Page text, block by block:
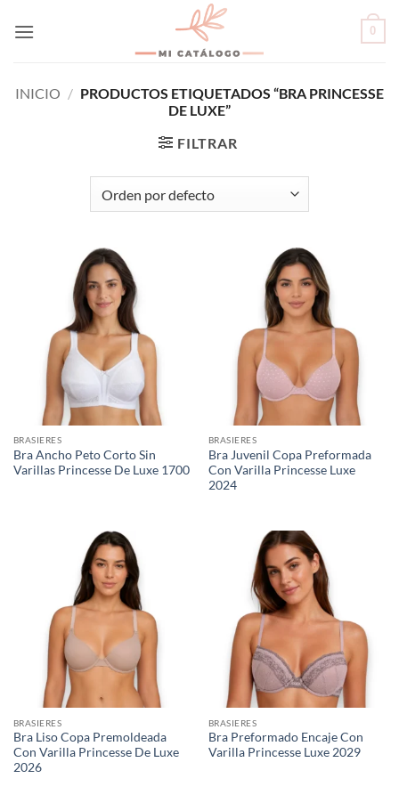
0
INICIO / PRODUCTOS ETIQUETADOS “BRA PRINCESSE
DE LUXE”
FILTRAR
BRASIERES
Bra Ancho Peto Corto Sin
Varillas Princesse De Luxe 1700
BRASIERES
Bra Juvenil Copa Preformada
Con Varilla Princesse Luxe
2024
BRASIERES
Bra Liso Copa Premoldeada
Con Varilla Princesse De Luxe
2026
BRASIERES
Bra Preformado Encaje Con
Varilla Princesse Luxe 2029